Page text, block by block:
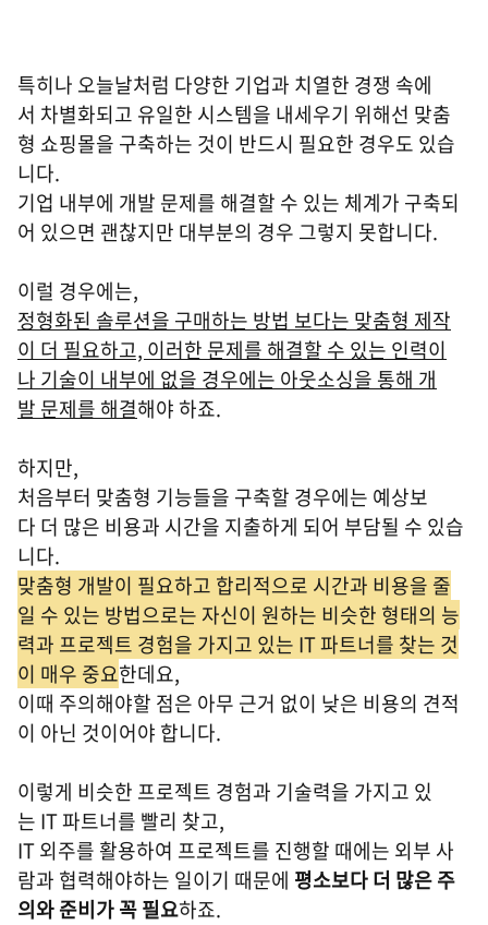
특히나 오늘날처럼 다양한 기업과 치열한 경쟁 속에
서 차별화되고 유일한 시스템을 내세우기 위해선 맞춤
형 쇼핑몰을 구축하는 것이 반드시 필요한 경우도 있습
니다.
기업 내부에 개발 문제를 해결할 수 있는 체계가 구축되
어 있으면 괜찮지만 대부분의 경우 그렇지 못합니다.
이럴 경우에는,
정형화된 솔루션을 구매하는 방법 보다는 맞춤형 제작
이 더 필요하고, 이러한 문제를 해결할 수 있는 인력이
나 기술이 내부에 없을 경우에는 아웃소싱을 통해 개
발 문제를 해결해야 하죠.
하지만,
처음부터 맞춤형 기능들을 구축할 경우에는 예상보
다 더 많은 비용과 시간을 지출하게 되어 부담될 수 있습
니다.
맞춤형 개발이 필요하고 합리적으로 시간과 비용을 줄
일 수 있는 방법으로는 자신이 원하는 비슷한 형태의 능
력과 프로젝트 경험을 가지고 있는 IT 파트너를 찾는 것
이 매우 중요한데요,
이때 주의해야할 점은 아무 근거 없이 낮은 비용의 견적
이 아닌 것이어야 합니다.
이렇게 비슷한 프로젝트 경험과 기술력을 가지고 있
는 IT 파트너를 빨리 찾고,
IT 외주를 활용하여 프로젝트를 진행할 때에는 외부 사
람과 협력해야하는 일이기 때문에 평소보다 더 많은 주
의와 준비가 꼭 필요하죠.